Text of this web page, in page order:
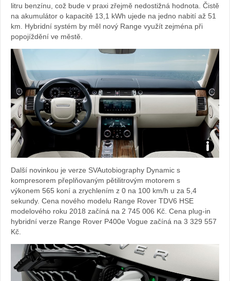
Land
litru benzínu, což bude v praxi zřejmě nedostižná hodnota. Čistě
na akumulátor o kapacitě 13,1 kWh ujede na jedno nabití až 51
km. Hybridní systém by měl nový Range využít zejména při
popojíždění ve městě.
Zdroj:
Land
Rover
Další novinkou je verze SVAutobiography Dynamic s
kompresorem přeplňovaným pětilitrovým motorem s
výkonem 565 koní a zrychlením z 0 na 100 km/h u za 5,4
sekundy. Cena nového modelu Range Rover TDV6 HSE
modelového roku 2018 začíná na 2 745 006 Kč. Cena plug-in
hybridní verze Range Rover P400e Vogue začíná na 3 329 557
Kč.